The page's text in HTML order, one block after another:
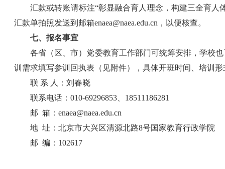
汇款或转账请标注“彰显融合育人理念，构建三全育
汇款单拍照发送到邮箱enaea@naea.edu.cn，以便核查。
七、报名事宜
各省（区、市）党委教育工作部门可统筹安排，学校
训需求填写参训回执表（见附件），具体开班时间、培训
联 系 人：刘春晓
联系电话：010-69296853、18511186281
邮  箱：enaea@naea.edu.cn
地  址：北京市大兴区清源北路8号国家教育行政学院
邮  编：102617